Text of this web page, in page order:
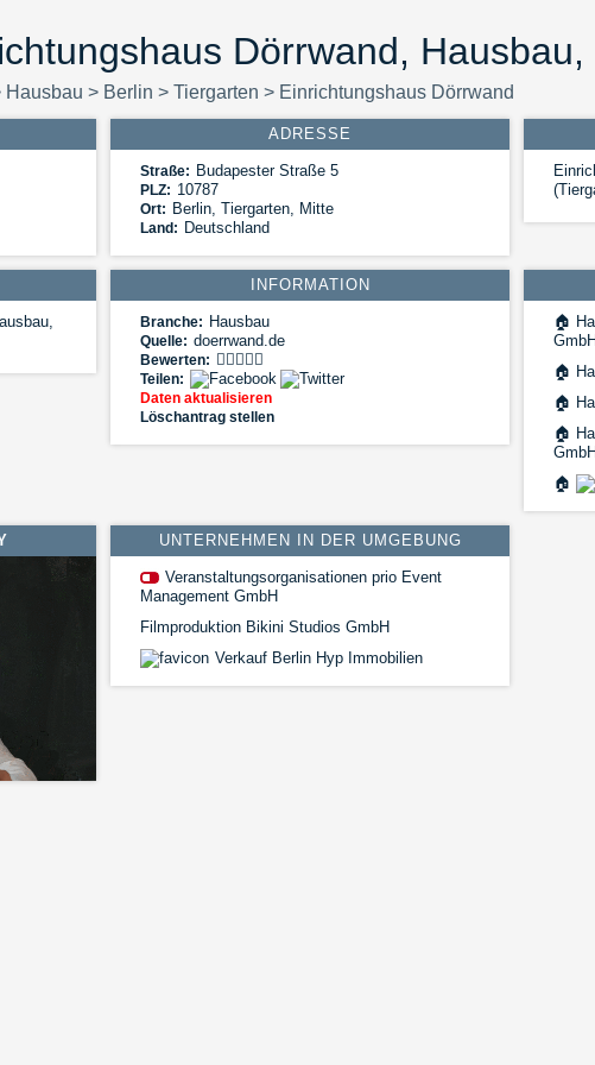
Dörrwand, Hausbau,
Hausbau > Berlin > Tiergarten > Einrichtungshaus Dörrwand
ADRESSE
Straße: Budapester Straße 5
PLZ: 10787
Ort: Berlin, Tiergarten, Mitte
Land: Deutschland
INFORMATION
Branche: Hausbau
Quelle: doerrwand.de
Bewerten:
Teilen:
Daten aktualisieren
Löschantrag stellen
🏠
GmbH
🏠
🏠
🏠
🏠
UNTERNEHMEN IN DER UMGEBUNG
Veranstaltungsorganisationen prio Event
Management GmbH
Filmproduktion Bikini Studios GmbH
Verkauf Berlin Hyp Immobilien